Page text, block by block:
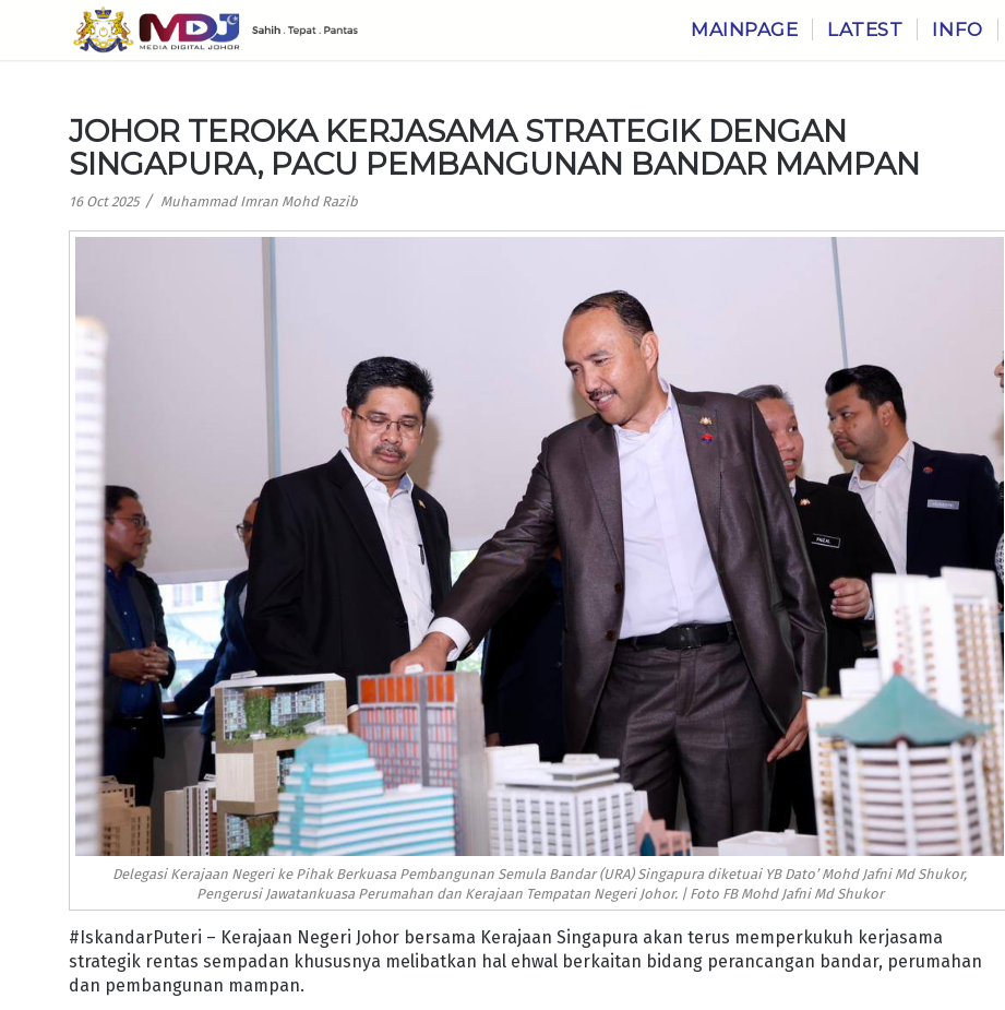
MAINPAGE LATEST INFO
JOHOR TEROKA KERJASAMA STRATEGIK DENGAN
SINGAPURA, PACU PEMBANGUNAN BANDAR MAMPAN
16 Oct 2025 / Muhammad Imran Mohd Razib
Delegasi Kerajaan Negeri ke Pihak Berkuasa Pembangunan Semula Bandar (URA) Singapura diketuai YB Dato’ Mohd Jafni Md Shukor,
Pengerusi Jawatankuasa Perumahan dan Kerajaan Tempatan Negeri Johor. | Foto FB Mohd Jafni Md Shukor
#IskandarPuteri – Kerajaan Negeri Johor bersama Kerajaan Singapura akan terus memperkukuh kerjasama
strategik rentas sempadan khususnya melibatkan hal ehwal berkaitan bidang perancangan bandar, perumahan
dan pembangunan mampan.